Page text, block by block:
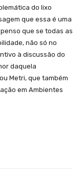
do lixo
que essa é uma
que se todas as
não só no
à discussão do
daquela
Metri, que também
em Ambientes